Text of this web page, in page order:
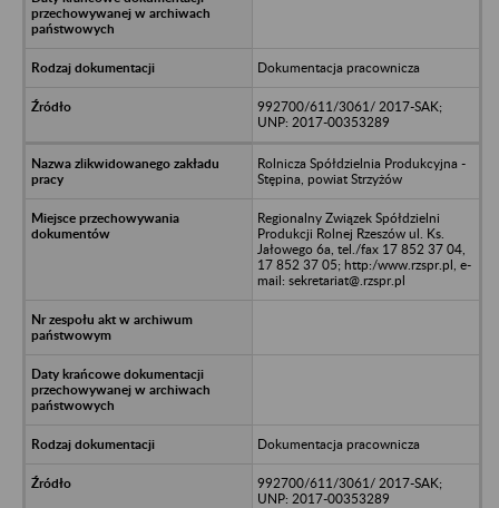
Dokumentacja pracownicza
992700/611/3061/ 2017-SAK;
UNP: 2017-00353289
Rolnicza Spółdzielnia Produkcyjna -
Stępina, powiat Strzyżów
Regionalny Związek Spółdzielni
Produkcji Rolnej Rzeszów ul. Ks.
Jałowego 6a, tel./fax 17 852 37 04,
17 852 37 05; http:/www.rzspr.pl, e-
mail: sekretariat@.rzspr.pl
Dokumentacja pracownicza
992700/611/3061/ 2017-SAK;
UNP: 2017-00353289